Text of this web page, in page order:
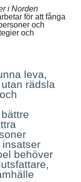
i Norden
för att fånga
och
och
leva,
rädsla
behöver